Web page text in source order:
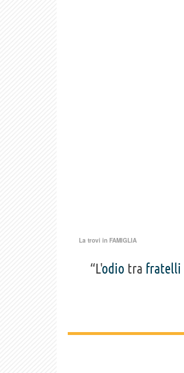
La trovi in FAMIGLIA
“L'odio tra fratelli